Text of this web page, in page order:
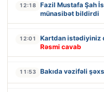
12:18
Fazil Mustafa Şah
münasibət bildirdi
12:01 Kartdan istədiyiniz
Rəsmi cavab
11:53 Bakıda vəzifəli